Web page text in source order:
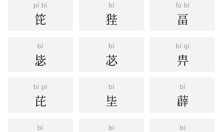
pí bì
笓
bì
狴
fú bì
畐
bì
毖
bì
苾
bì qí
畁
bì pí
芘
bì
坒
bì
薜
bì bì bì